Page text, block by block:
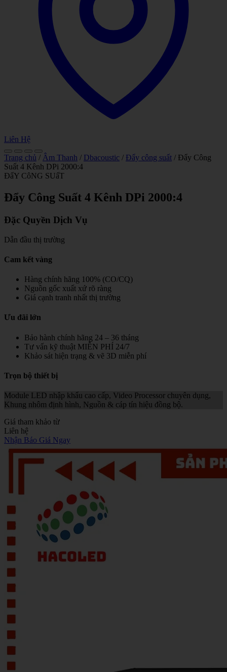
Liên Hệ
Trang chủ / Âm Thanh / Dbacoustic / Đẩy công suất / Đẩy Công
Suất 4 Kênh DPi 2000:4
ĐẩY CôNG SUấT
Đẩy Công Suất 4 Kênh DPi 2000:4
Đặc Quyền Dịch Vụ
Dẫn đầu thị trường
Cam kết vàng
Hàng chính hãng 100% (CO/CQ)
Nguồn gốc xuất xứ rõ ràng
Giá cạnh tranh nhất thị trường
Ưu đãi lớn
Bảo hành chính hãng 24 – 36 tháng
Tư vấn kỹ thuật MIỄN PHÍ 24/7
Khảo sát hiện trạng & vẽ 3D miễn phí
Trọn bộ thiết bị
Module LED nhập khẩu cao cấp, Video Processor chuyên dụng,
Khung nhôm định hình, Nguồn & cáp tín hiệu đồng bộ.
Giá tham khảo từ
Liên hệ
Nhận Báo Giá Ngay